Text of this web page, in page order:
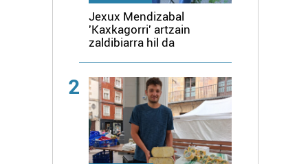
Jexux Mendizabal
'Kaxkagorri' artzain
zaldibiarra hil da
2